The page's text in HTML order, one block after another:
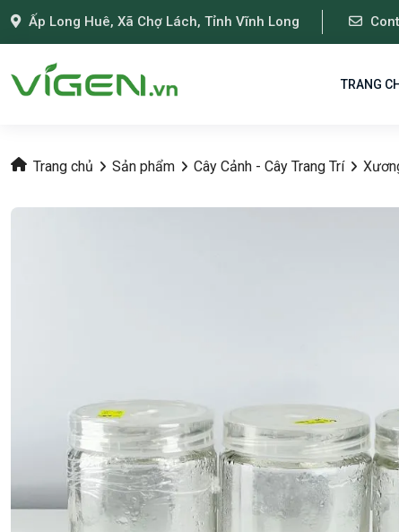
Ấp Long Huê, Xã Chợ Lách, Tỉnh Vĩnh Long
TRANG
Trang chủ Sản phẩm Cây Cảnh - Cây Trang Trí